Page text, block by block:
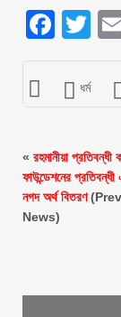
ধর্ম
« রহমানীয়া প্রতিবন্ধী
ফাউন্ডেশনের প্রতিবন্ধী
নগদ অর্থ বিতরণ
News)